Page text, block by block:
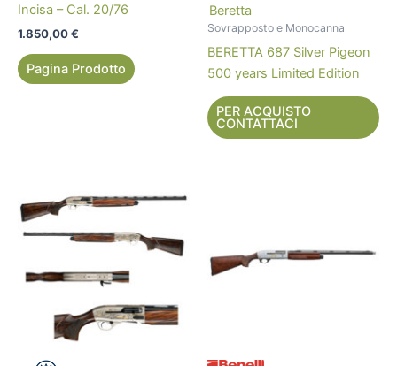
Incisa – Cal. 20/76
1.850,00€
Pagina Prodotto
Beretta
Sovrapposto e Monocanna
BERETTA 687 Silver Pigeon
500 years Limited Edition
PER ACQUISTO
CONTATTACI